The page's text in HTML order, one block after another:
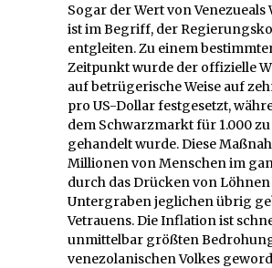
Sogar der Wert von Venezueals
ist im Begriff, der
entgleiten. Zu einem
Zeitpunkt wurde der offizielle
auf betrügerische Weise auf
pro US-Dollar festgesetzt,
dem Schwarzmarkt für 1.000
gehandelt wurde. Diese
Millionen von Menschen im
durch das Drücken von Löhnen
Untergraben jeglichen übrig
Vetrauens. Die Inflation ist
unmittelbar größten
venezolanischen Volkes